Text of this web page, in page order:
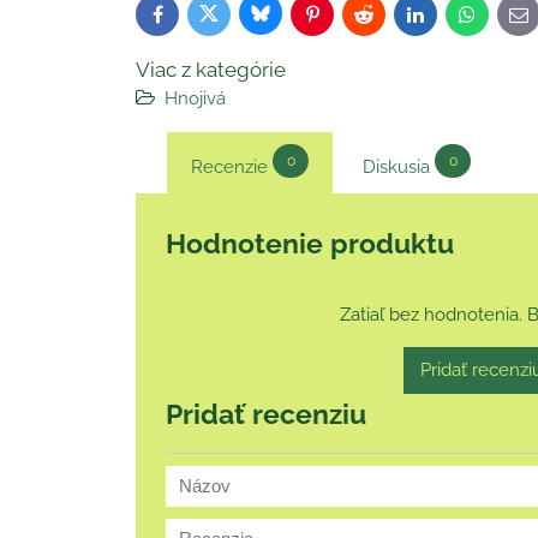
FacebookTwitterBlueskyPinterestReddit LinkedIn
E-
mail
Viac z kategórie
Hnojivá
Recenzie 0 Diskusia 0
Hodnotenie produktu
Zatiaľ bez hodnotenia.
Pridať
Pridať recenziu